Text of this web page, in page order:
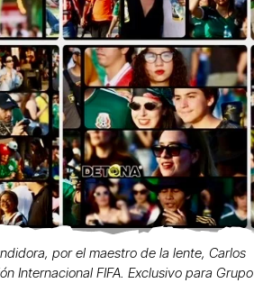
por el maestro de la lente, Carlos
Internacional FIFA. Exclusivo para Grupo